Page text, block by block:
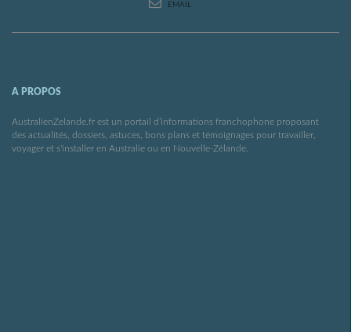
EMAIL
A PROPOS
AustralienZelande.fr est un portail d’informations franchophone proposant
des actualités, dossiers, astuces, bons plans et témoignages pour travailler,
voyager et s'installer en Australie ou en Nouvelle-Zélande.